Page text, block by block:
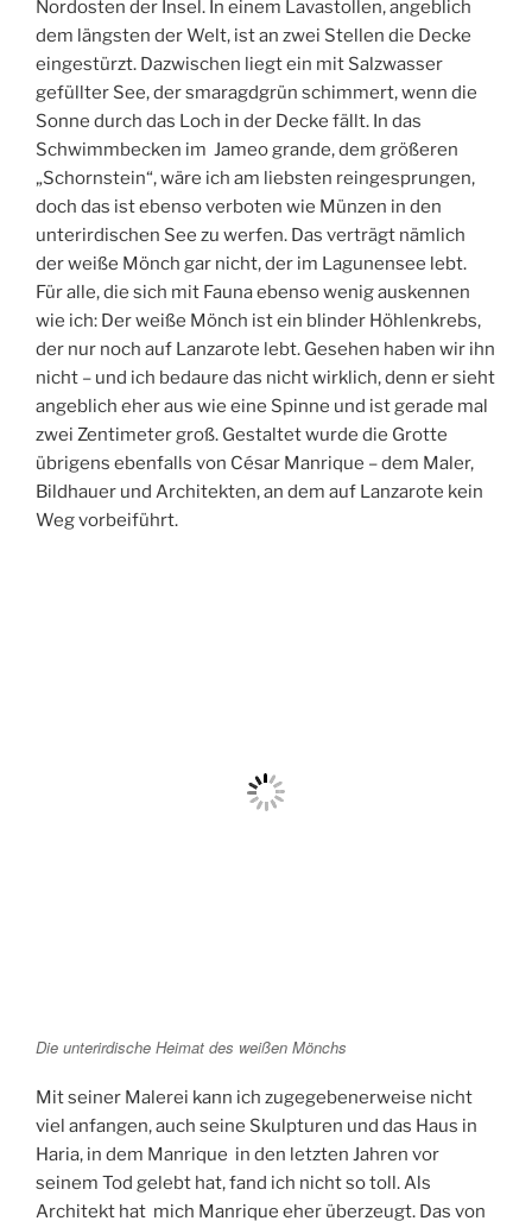
Nordosten der Insel. In einem Lavastollen, angeblich
dem längsten der Welt, ist an zwei Stellen die Decke
eingestürzt. Dazwischen liegt ein mit Salzwasser
gefüllter See, der smaragdgrün schimmert, wenn die
Sonne durch das Loch in der Decke fällt. In das
Schwimmbecken im Jameo grande, dem größeren
„Schornstein“, wäre ich am liebsten reingesprungen,
doch das ist ebenso verboten wie Münzen in den
unterirdischen See zu werfen. Das verträgt nämlich
der weiße Mönch gar nicht, der im Lagunensee lebt.
Für alle, die sich mit Fauna ebenso wenig auskennen
wie ich: Der weiße Mönch ist ein blinder Höhlenkrebs,
der nur noch auf Lanzarote lebt. Gesehen haben wir ihn
nicht – und ich bedaure das nicht wirklich, denn er sieht
angeblich eher aus wie eine Spinne und ist gerade mal
zwei Zentimeter groß. Gestaltet wurde die Grotte
übrigens ebenfalls von César Manrique – dem Maler,
Bildhauer und Architekten, an dem auf Lanzarote kein
Weg vorbeiführt.
Die unterirdische Heimat des weißen Mönchs
Mit seiner Malerei kann ich zugegebenerweise nicht
viel anfangen, auch seine Skulpturen und das Haus in
Haria, in dem Manrique in den letzten Jahren vor
seinem Tod gelebt hat, fand ich nicht so toll. Als
Architekt hat mich Manrique eher überzeugt. Das von